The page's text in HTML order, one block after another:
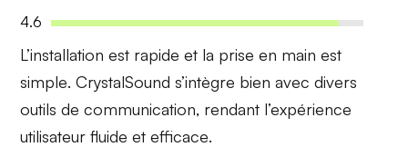
4.6
L’installation est rapide et la prise en main est
simple. CrystalSound s’intègre bien avec divers
outils de communication, rendant l’expérience
utilisateurfluide etefficace.